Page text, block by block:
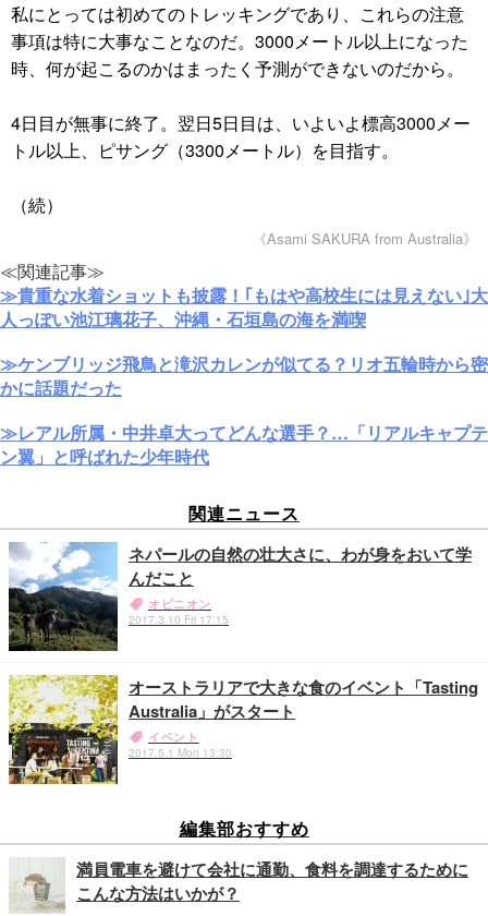
私にとっては初めてのトレッキングであり、これらの注意
事項は特に大事なことなのだ。3000メートル以上になった
時、何が起こるのかはまったく予測ができないのだから。
4日目が無事に終了。翌日5日目は、いよいよ標高3000メー
トル以上、ピサング（3300メートル）を目指す。
（続）
《Asami SAKURA from Australia》
≪関連記事≫
≫貴重な水着ショットも披露！｢もはや高校生には見えない｣大
人っぽい池江璃花子、沖縄・石垣島の海を満喫
≫ケンブリッジ飛鳥と滝沢カレンが似てる？リオ五輪時から密
かに話題だった
≫レアル所属・中井卓大ってどんな選手？…「リアルキャプテ
ン翼」と呼ばれた少年時代
関連ニュース
ネパールの自然の壮大さに、わが身をおいて学
んだこと
オピニオン
2017.3.10 Fri 17:15
オーストラリアで大きな食のイベント「Tasting
Australia」がスタート
イベント
2017.5.1 Mon 13:30
編集部おすすめ
満員電車を避けて会社に通勤、食料を調達するために
こんな方法はいかが？